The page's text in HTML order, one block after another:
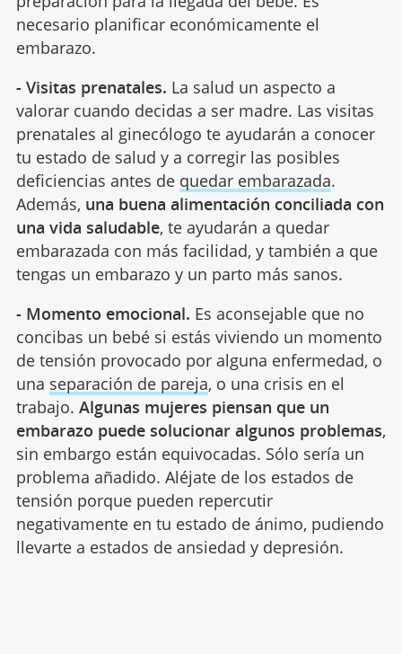
necesario planificar económicamente el
embarazo.
- Visitas prenatales. La salud un aspecto a
valorar cuando decidas a ser madre. Las visitas
prenatales al ginecólogo te ayudarán a conocer
tu estado de salud y a corregir las posibles
deficiencias antes de quedar embarazada.
Además, una buena alimentación conciliada con
una vida saludable, te ayudarán a quedar
embarazada con más facilidad, y también a que
tengas un embarazo y un parto más sanos.
- Momento emocional. Es aconsejable que no
concibas un bebé si estás viviendo un momento
de tensión provocado por alguna enfermedad, o
una separación de pareja, o una crisis en el
trabajo. Algunas mujeres piensan que un
embarazo puede solucionar algunos problemas,
sin embargo están equivocadas. Sólo sería un
problema añadido. Aléjate de los estados de
tensión porque pueden repercutir
negativamente en tu estado de ánimo, pudiendo
llevarte a estados de ansiedad y depresión.